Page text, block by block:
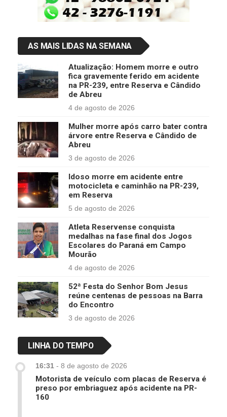
AS MAIS LIDAS NA SEMANA
Atualização: Homem morre e outro
fica gravemente ferido em acidente
na PR-239, entre Reserva e Cândido
de Abreu
4 de agosto de 2026
Mulher morre após carro bater contra
árvore entre Reserva e Cândido de
Abreu
3 de agosto de 2026
Idoso morre em acidente entre
motocicleta e caminhão na PR-239,
em Reserva
5 de agosto de 2026
Atleta Reservense conquista
medalhas na fase final dos Jogos
Escolares do Paraná em Campo
Mourão
4 de agosto de 2026
52ª Festa do Senhor Bom Jesus
reúne centenas de pessoas na Barra
do Encontro
3 de agosto de 2026
LINHA DO TEMPO
16:31 - 8 de agosto de 2026
Motorista de veículo com placas de Reserva é
preso por embriaguez após acidente na PR-
160